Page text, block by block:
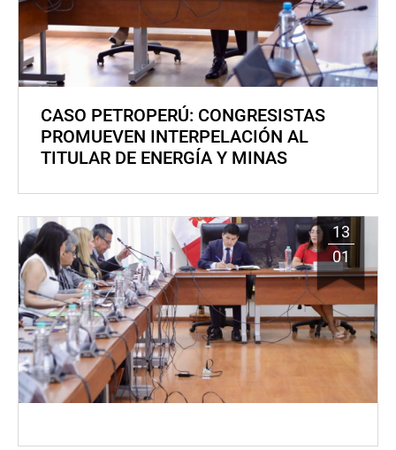
CASO PETROPERÚ: CONGRESISTAS
PROMUEVEN INTERPELACIÓN AL
TITULAR DE ENERGÍA Y MINAS
13
01